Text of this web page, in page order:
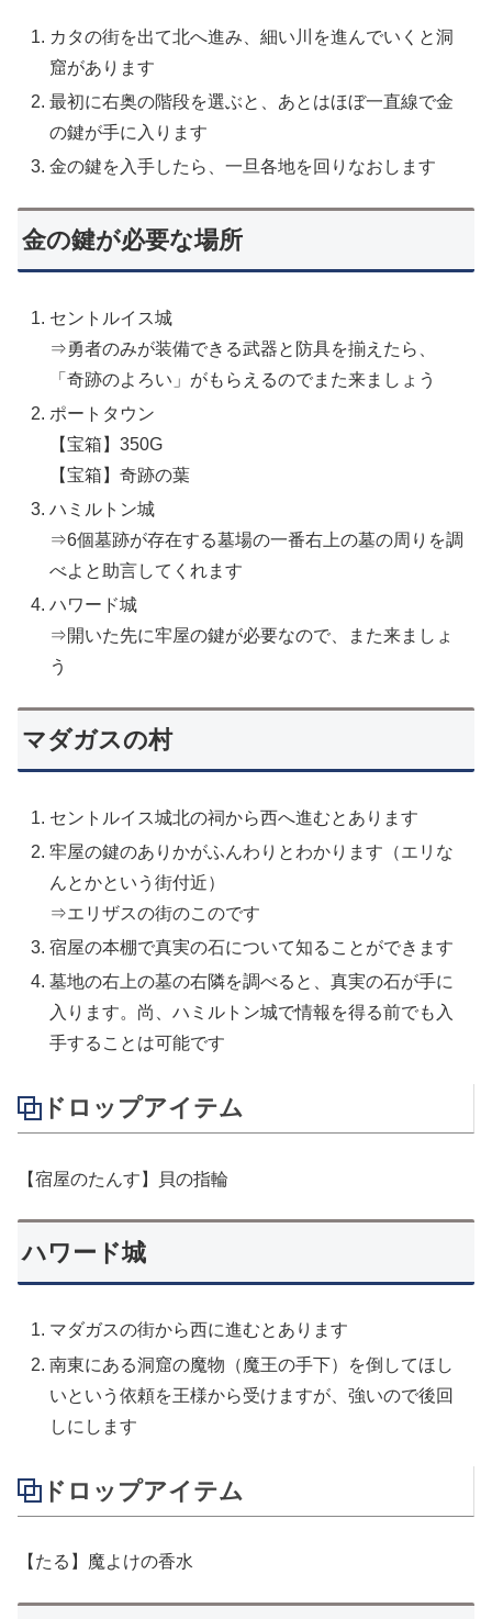
カタの街を出て北へ進み、細い川を進んでいくと洞
窟があります
最初に右奥の階段を選ぶと、あとはほぼ一直線で金
の鍵が手に入ります
金の鍵を入手したら、一旦各地を回りなおします
金の鍵が必要な場所
セントルイス城
⇒勇者のみが装備できる武器と防具を揃えたら、
「奇跡のよろい」がもらえるのでまた来ましょう
ポートタウン
【宝箱】350G
【宝箱】奇跡の葉
ハミルトン城
⇒6個墓跡が存在する墓場の一番右上の墓の周りを調
べよと助言してくれます
ハワード城
⇒開いた先に牢屋の鍵が必要なので、また来ましょ
う
マダガスの村
セントルイス城北の祠から西へ進むとあります
牢屋の鍵のありかがふんわりとわかります（エリな
んとかという街付近）
⇒エリザスの街のこのです
宿屋の本棚で真実の石について知ることができます
墓地の右上の墓の右隣を調べると、真実の石が手に
入ります。尚、ハミルトン城で情報を得る前でも入
手することは可能です
ドロップアイテム
【宿屋のたんす】貝の指輪
ハワード城
マダガスの街から西に進むとあります
南東にある洞窟の魔物（魔王の手下）を倒してほし
いという依頼を王様から受けますが、強いので後回
しにします
ドロップアイテム
【たる】魔よけの香水